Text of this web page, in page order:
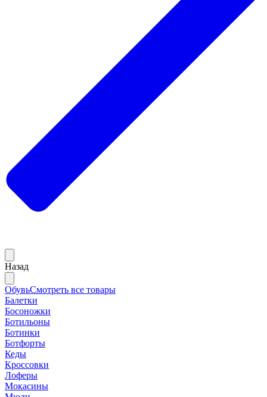
Назад
ОбувьСмотреть все товары
Балетки
Босоножки
Ботильоны
Ботинки
Ботфорты
Кеды
Кроссовки
Лоферы
Мокасины